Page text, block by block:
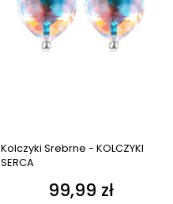
Kolczyki Srebrne - KOLCZYKI
SERCA
Cena
99,99 zł